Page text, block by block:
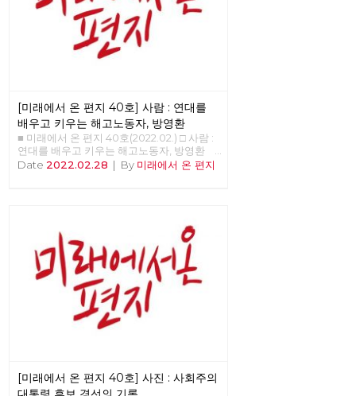
[미래에서 온 편지 40호] 사람 : 연대를
배우고 키우는 해고노동자, 방영환
■ 미래에서 온 편지 40호(2022.02.) □ 사람 :
연대를 배우고 키우는 해고노동자, 방영환
>>>>>> 업로드 준비중 <<<<<<
Date 2022.02.28 | By 미래에서 온 편지
[미래에서 온 편지 40호] 사진 : 사회주의